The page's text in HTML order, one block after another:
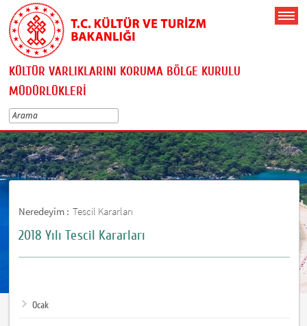
KÜLTÜR VARLIKLARINI KORUMA BÖLGE KURULU
MÜDÜRLÜKLERİ
Neredeyim : Tescil Kararları
2018 Yılı Tescil Kararları
Ocak